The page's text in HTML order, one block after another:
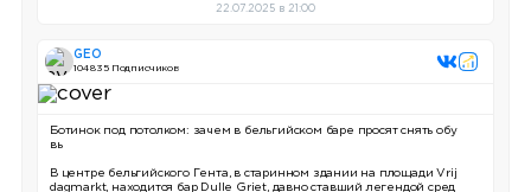
22.07.2025 в 21:00
GEO
104 835 Подписчиков
Ботинок под потолком: зачем в бельгийском баре просят снять обу
вь
В центре бельгийского Гента, в старинном здании на площади Vrij
dagmarkt, находится бар Dulle Griet, давно ставший легендой сред